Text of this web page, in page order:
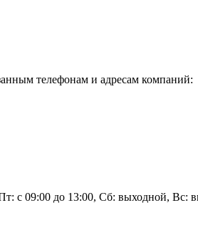
телефонам и адресам компаний:
с 09:00 до 13:00, Сб: выходной, Вс: